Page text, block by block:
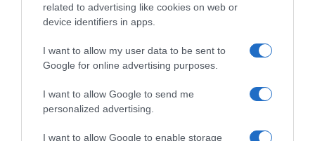
related to advertising like cookies on web or
device identifiers in apps.
I want to allow my user data to be sent to
Google for online advertising purposes.
I want to allow Google to send me
personalized advertising.
I want to allow Google to enable storage
ΕΛΛΑΔΑ